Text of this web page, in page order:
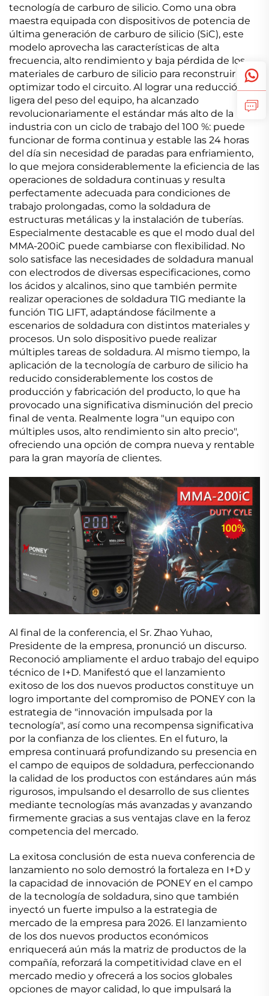
tecnología de carburo de silicio. Como una obra
maestra equipada con dispositivos de potencia de
última generación de carburo de silicio (SiC), este
modelo aprovecha las características de alta
frecuencia, alto rendimiento y baja pérdida de los
materiales de carburo de silicio para reconstruir y
optimizar todo el circuito. Al lograr una reducción
ligera del peso del equipo, ha alcanzado
revolucionariamente el estándar más alto de la
industria con un ciclo de trabajo del 100 %: puede
funcionar de forma continua y estable las 24 horas
del día sin necesidad de paradas para enfriamiento,
lo que mejora considerablemente la eficiencia de las
operaciones de soldadura continuas y resulta
perfectamente adecuada para condiciones de
trabajo prolongadas, como la soldadura de
estructuras metálicas y la instalación de tuberías.
Especialmente destacable es que el modo dual del
MMA-200iC puede cambiarse con flexibilidad. No
solo satisface las necesidades de soldadura manual
con electrodos de diversas especificaciones, como
los ácidos y alcalinos, sino que también permite
realizar operaciones de soldadura TIG mediante la
función TIG LIFT, adaptándose fácilmente a
escenarios de soldadura con distintos materiales y
procesos. Un solo dispositivo puede realizar
múltiples tareas de soldadura. Al mismo tiempo, la
aplicación de la tecnología de carburo de silicio ha
reducido considerablemente los costos de
producción y fabricación del producto, lo que ha
provocado una significativa disminución del precio
final de venta. Realmente logra "un equipo con
múltiples usos, alto rendimiento sin alto precio",
ofreciendo una opción de compra nueva y rentable
para la gran mayoría de clientes.
Al final de la conferencia, el Sr. Zhao Yuhao,
Presidente de la empresa, pronunció un discurso.
Reconoció ampliamente el arduo trabajo del equipo
técnico de I+D. Manifestó que el lanzamiento
exitoso de los dos nuevos productos constituye un
logro importante del compromiso de PONEY con la
estrategia de "innovación impulsada por la
tecnología", así como una recompensa significativa
por la confianza de los clientes. En el futuro, la
empresa continuará profundizando su presencia en
el campo de equipos de soldadura, perfeccionando
la calidad de los productos con estándares aún más
rigurosos, impulsando el desarrollo de sus clientes
mediante tecnologías más avanzadas y avanzando
firmemente gracias a sus ventajas clave en la feroz
competencia del mercado.
La exitosa conclusión de esta nueva conferencia de
lanzamiento no solo demostró la fortaleza en I+D y
la capacidad de innovación de PONEY en el campo
de la tecnología de soldadura, sino que también
inyectó un fuerte impulso a la estrategia de
mercado de la empresa para 2026. El lanzamiento
de los dos nuevos productos económicos
enriquecerá aún más la matriz de productos de la
compañía, reforzará la competitividad clave en el
mercado medio y ofrecerá a los socios globales
opciones de mayor calidad, lo que impulsará la